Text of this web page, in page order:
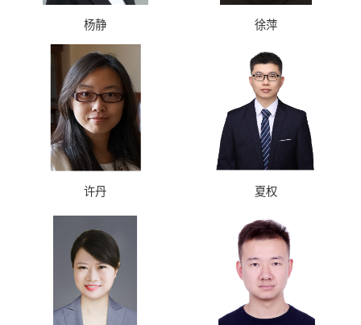
杨静 徐萍
许丹 夏权